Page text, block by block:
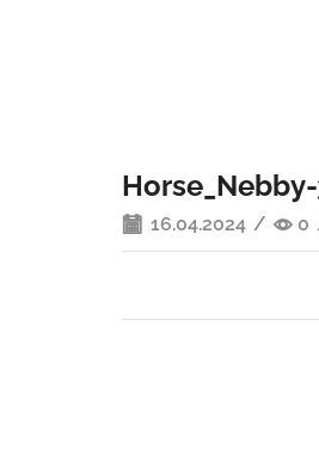
16.04.2024 / 0